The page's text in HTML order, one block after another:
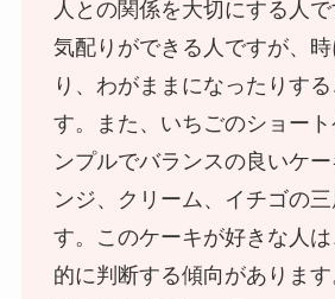
人との関係を大切にする人
気配りができる人ですが、
り、わがままになったりす
す。また、いちごのショー
ンプルでバランスの良いケ
ンジ、クリーム、イチゴの
す。このケーキが好きな人
的に判断する傾向がありま